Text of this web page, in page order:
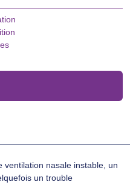
ventilation nasale instable, un
un trouble